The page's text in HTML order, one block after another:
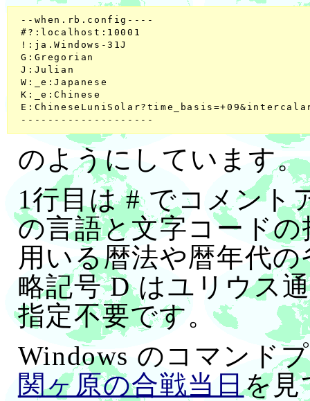
--when.rb.config----
#?:localhost:10001
!:ja.Windows-31J
G:Gregorian
J:Julian
W:_e:Japanese
K:_e:Chinese
のようにしています。
1行目は # でコメント
の言語と文字コード
用いる暦法や暦年代
略記号 D はユリウス
指定不要です。
Windows のコマンド
関ヶ原の合戦当日を見